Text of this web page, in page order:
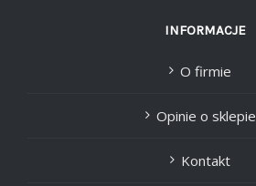
INFORMACJE
O firmie
Opinie o sklepie
Kontakt